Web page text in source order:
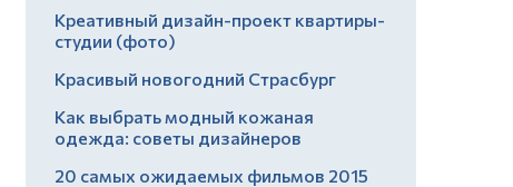
Креативный дизайн-проект квартиры-
студии (фото)
Красивый новогодний Страсбург
Как выбрать модный кожаная
одежда: советы дизайнеров
20 самых ожидаемых фильмов 2015